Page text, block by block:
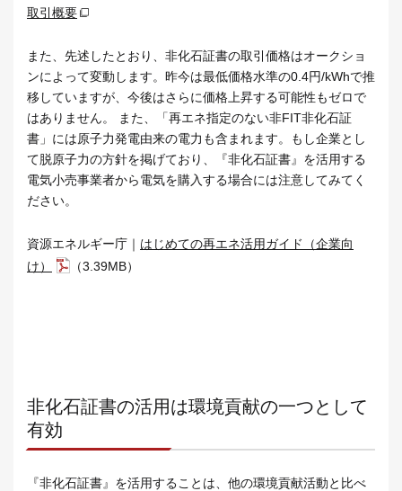
取引概要
また、先述したとおり、非化石証書の取引価格はオークショ
ンによって変動します。昨今は最低価格水準の0.4円/kWhで推
移していますが、今後はさらに価格上昇する可能性もゼロで
はありません。 また、「再エネ指定のない非FIT非化石証
書」には原子力発電由来の電力も含まれます。もし企業とし
て脱原子力の方針を掲げており、『非化石証書』を活用する
電気小売事業者から電気を購入する場合には注意してみてく
ださい。
資源エネルギー庁｜ はじめての再エネ活用ガイド（企業向
け）
（3.39MB）
非化石証書の活用は環境貢献の一つとして
有効
『非化石証書』を活用することは、他の環境貢献活動と比べ